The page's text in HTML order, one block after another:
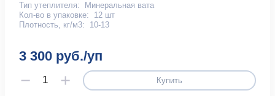
Тип утеплителя:
Минеральная вата
Кол-во в упаковке:
12 шт
Плотность, кг/м3:
10-13
3 300 руб./уп
Купить